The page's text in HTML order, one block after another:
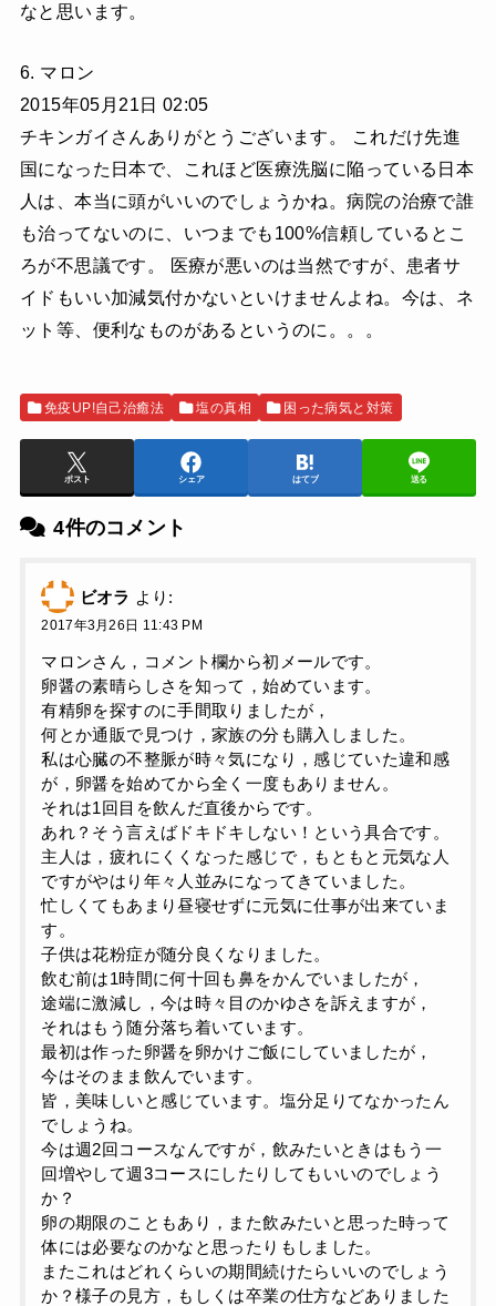
なと思います。
6. マロン
2015年05月21日 02:05
チキンガイさんありがとうございます。 これだけ先進
国になった日本で、これほど医療洗脳に陥っている日本
人は、本当に頭がいいのでしょうかね。病院の治療で誰
も治ってないのに、いつまでも100%信頼しているとこ
ろが不思議です。 医療が悪いのは当然ですが、患者サ
イドもいい加減気付かないといけませんよね。今は、ネ
ット等、便利なものがあるというのに。。。
免疫UP!自己治癒法 塩の真相 困った病気と対策
ポスト シェア はてブ 送る
4件のコメント
ビオラ より:
2017年3月26日 11:43 PM
マロンさん，コメント欄から初メールです。
卵醤の素晴らしさを知って，始めています。
有精卵を探すのに手間取りましたが，
何とか通販で見つけ，家族の分も購入しました。
私は心臓の不整脈が時々気になり，感じていた違和感
が，卵醤を始めてから全く一度もありません。
それは1回目を飲んだ直後からです。
あれ？そう言えばドキドキしない！という具合です。
主人は，疲れにくくなった感じで，もともと元気な人
ですがやはり年々人並みになってきていました。
忙しくてもあまり昼寝せずに元気に仕事が出来ていま
す。
子供は花粉症が随分良くなりました。
飲む前は1時間に何十回も鼻をかんでいましたが，
途端に激減し，今は時々目のかゆさを訴えますが，
それはもう随分落ち着いています。
最初は作った卵醤を卵かけご飯にしていましたが，
今はそのまま飲んでいます。
皆，美味しいと感じています。塩分足りてなかったん
でしょうね。
今は週2回コースなんですが，飲みたいときはもう一
回増やして週3コースにしたりしてもいいのでしょう
か？
卵の期限のこともあり，また飲みたいと思った時って
体には必要なのかなと思ったりもしました。
またこれはどれくらいの期間続けたらいいのでしょう
か？様子の見方，もしくは卒業の仕方などありました